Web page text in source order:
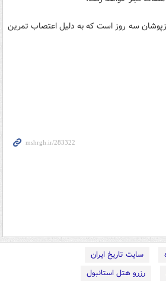
سه روز است که به دلیل اعتصاب تمرین
سایت تاریخ ایران
رزرو هتل استانبول